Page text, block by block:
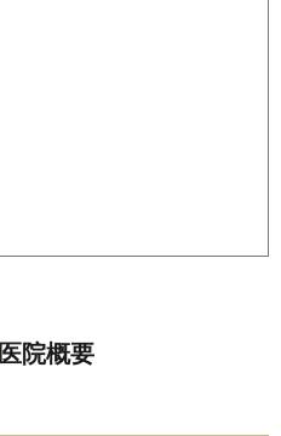
医院概要